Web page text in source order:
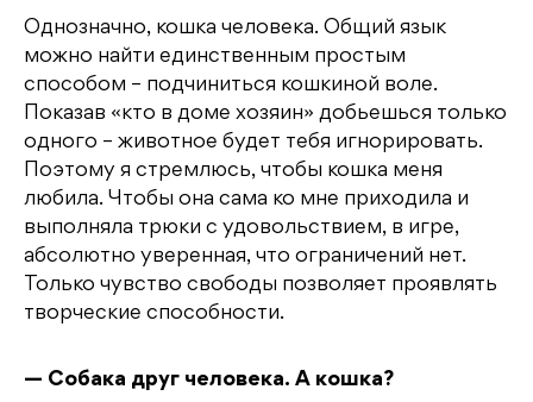
Однозначно, кошка человека. Общий язык
можно найти единственным простым
способом – подчиниться кошкиной воле.
Показав «кто в доме хозяин» добьешься только
одного – животное будет тебя игнорировать.
Поэтому я стремлюсь, чтобы кошка меня
любила. Чтобы она сама ко мне приходила и
выполняла трюки с удовольствием, в игре,
абсолютно уверенная, что ограничений нет.
Только чувство свободы позволяет проявлять
творческие способности.
— Собака друг человека. А кошка?